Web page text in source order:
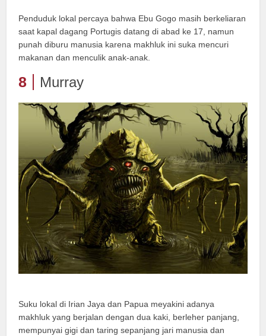
Penduduk lokal percaya bahwa Ebu Gogo masih berkeliaran
saat kapal dagang Portugis datang di abad ke 17, namun
punah diburu manusia karena makhluk ini suka mencuri
makanan dan menculik anak-anak.
8 Murray
Suku lokal di Irian Jaya dan Papua meyakini adanya
makhluk yang berjalan dengan dua kaki, berleher panjang,
mempunyai gigi dan taring sepanjang jari manusia dan